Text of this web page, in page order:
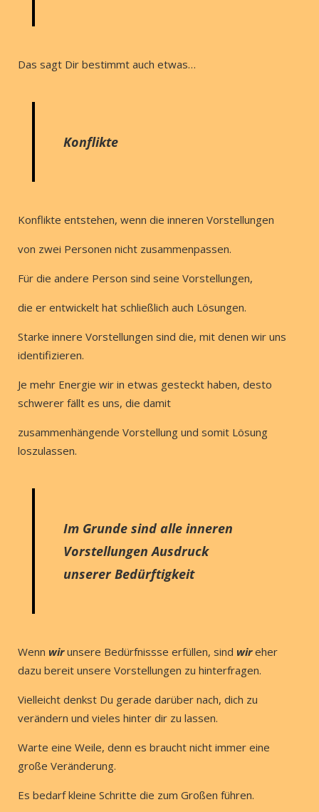
Das sagt Dir bestimmt auch etwas…
Konflikte
Konflikte entstehen, wenn die inneren Vorstellungen
von zwei Personen nicht zusammenpassen.
Für die andere Person sind seine Vorstellungen,
die er entwickelt hat schließlich auch Lösungen.
Starke innere Vorstellungen sind die, mit denen wir uns
identifizieren.
Je mehr Energie wir in etwas gesteckt haben, desto
schwerer fällt es uns, die damit
zusammenhängende Vorstellung und somit Lösung
loszulassen.
Im Grunde sind alle inneren
Vorstellungen Ausdruck
unserer Bedürftigkeit
Wenn wirunsere Bedürfnissse erfüllen, sind wireher
dazu bereit unsere Vorstellungen zu hinterfragen.
Vielleicht denkst Du gerade darüber nach, dich zu
verändern und vieles hinter dir zu lassen.
Warte eine Weile, denn es braucht nicht immer eine
große Veränderung.
Es bedarf kleine Schritte die zum Großen führen.